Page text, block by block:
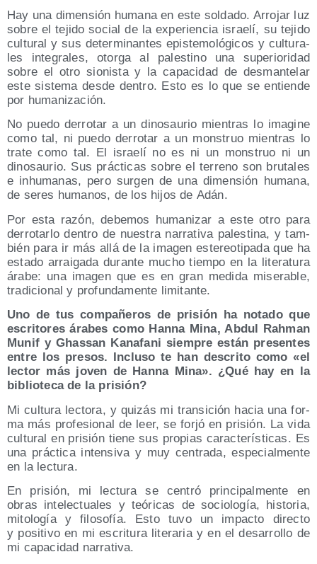
Hay una dimen­sión huma­na en este sol­da­do. Arro­jar luz
sobre el teji­do social de la expe­rien­cia israe­lí, su teji­do
cul­tu­ral y sus deter­mi­nan­tes epis­te­mo­ló­gi­cos y cul­tu­ra­
les inte­gra­les, otor­ga al pales­tino una supe­rio­ri­dad
sobre el otro sio­nis­ta y la capa­ci­dad de des­man­te­lar
este sis­te­ma des­de den­tro. Esto es lo que se entien­de
por humanización.
No pue­do derro­tar a un dino­sau­rio mien­tras lo ima­gi­ne
como tal, ni pue­do derro­tar a un mons­truo mien­tras lo
tra­te como tal. El israe­lí no es ni un mons­truo ni un
dino­sau­rio. Sus prác­ti­cas sobre el terreno son bru­ta­les
e inhu­ma­nas, pero sur­gen de una dimen­sión huma­na,
de seres huma­nos, de los hijos de Adán.
Por esta razón, debe­mos huma­ni­zar a este otro para
derro­tar­lo den­tro de nues­tra narra­ti­va pales­ti­na, y tam­
bién para ir más allá de la ima­gen este­reo­ti­pa­da que ha
esta­do arrai­ga­da duran­te mucho tiem­po en la lite­ra­tu­ra
ára­be: una ima­gen que es en gran medi­da mise­ra­ble,
tra­di­cio­nal y pro­fun­da­men­te limitante.
Uno de tus com­pa­ñe­ros de pri­sión ha nota­do que
escri­to­res ára­bes como Han­na Mina, Abdul Rah­man
Munif y Ghas­san Kana­fa­ni siem­pre están pre­sen­tes
entre los pre­sos. Inclu­so te han des­cri­to como «el
lec­tor más joven de Han­na Mina». ¿Qué hay en la
biblio­te­ca de la prisión?
Mi cul­tu­ra lec­to­ra, y qui­zás mi tran­si­ción hacia una for­
ma más pro­fe­sio­nal de leer, se for­jó en pri­sión. La vida
cul­tu­ral en pri­sión tie­ne sus pro­pias carac­te­rís­ti­cas. Es
una prác­ti­ca inten­si­va y muy cen­tra­da, espe­cial­men­te
en la lectura.
En pri­sión, mi lec­tu­ra se cen­tró prin­ci­pal­men­te en
obras inte­lec­tua­les y teó­ri­cas de socio­lo­gía, his­to­ria,
mito­lo­gía y filo­so­fía. Esto tuvo un impac­to direc­to
y posi­ti­vo en mi escri­tu­ra lite­ra­ria y en el desa­rro­llo de
mi capa­ci­dad narrativa.